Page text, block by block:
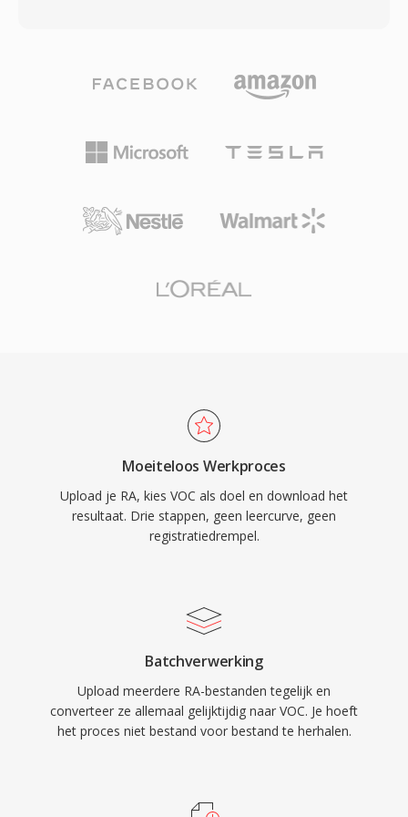
Op het hoogtepunt was RealPlayer
geinstalleerd op honderden miljoenen
BBC en NPR op RealAudio voor online
het adaptieve bitratestreaming-concept dat
latere standaarden als HLS en DASH
moderne codecs, bestaan er nog steeds grote
PCM, 4-bit en 2,6-bit Creative ADPCM, 16-bit
audio kunnen bevatten. Deze blokstructuur
ondersteunt ook stilte-intervallen,
gameontwikkelaars fijnmazige controle kregen
— Sound Blaster-kaarten konden VOC-data
DOS-games van id Software, Sierra en
LucasArts. Met de opkomst van Windows en
het WAV-formaat raakte VOC geleidelijk in
onbruik, maar het blijft belangrijk voor
retrogamingbehoud en voor iedereen die werkt
met vintage pc-audioarchieven.
Moeiteloos Werkproces
Upload je RA, kies VOC als doel en download het
resultaat. Drie stappen, geen leercurve, geen
registratiedrempel.
Batchverwerking
Upload meerdere RA-bestanden tegelijk en
converteer ze allemaal gelijktijdig naar VOC. Je hoeft
het proces niet bestand voor bestand te herhalen.